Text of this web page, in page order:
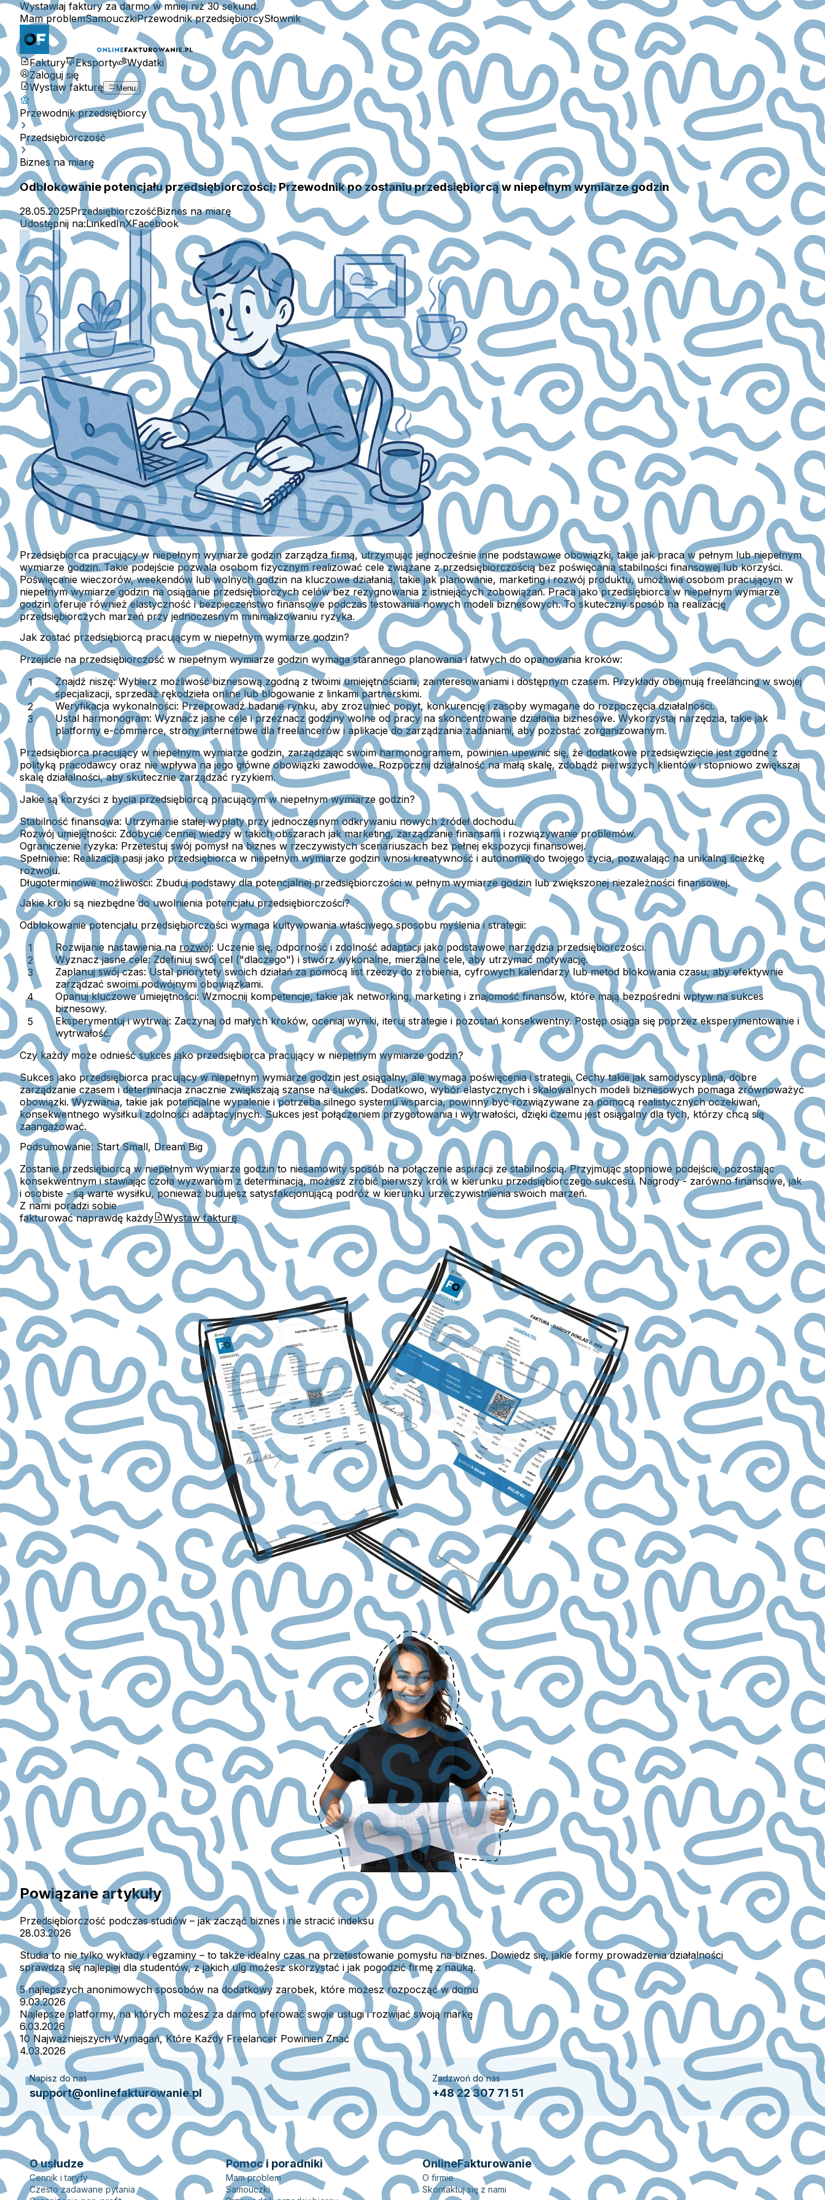
Wystawiaj faktury za darmo w mniej niż 30 sekund.
Mam problemSamouczkiPrzewodnik przedsiębiorcySłownik
Faktury Eksporty
Wydatki
Zaloguj się
Wystaw fakturę
Menu
Przewodnik przedsiębiorcy
Przedsiębiorczość
Biznes na miarę
Odblokowanie potencjału przedsiębiorczości: Przewodnik po zostaniu przedsiębiorcą w niepełnym wymiarze godzin
28.05.2025PrzedsiębiorczośćBiznes na miarę
Udostępnij na:LinkedInXFacebook
Przedsiębiorca pracujący w niepełnym wymiarze godzin zarządza firmą, utrzymując jednocześnie inne podstawowe obowiązki, takie jak praca w pełnym lub niepełnym
wymiarze godzin. Takie podejście pozwala osobom fizycznym realizować cele związane z przedsiębiorczością bez poświęcania stabilności finansowej lub korzyści.
Poświęcanie wieczorów, weekendów lub wolnych godzin na kluczowe działania, takie jak planowanie, marketing i rozwój produktu, umożliwia osobom pracującym w
niepełnym wymiarze godzin na osiąganie przedsiębiorczych celów bez rezygnowania z istniejących zobowiązań. Praca jako przedsiębiorca w niepełnym wymiarze
godzin oferuje również elastyczność i bezpieczeństwo finansowe podczas testowania nowych modeli biznesowych. To skuteczny sposób na realizację
przedsiębiorczych marzeń przy jednoczesnym minimalizowaniu ryzyka.
Jak zostać przedsiębiorcą pracującym w niepełnym wymiarze godzin?
Przejście na przedsiębiorczość w niepełnym wymiarze godzin wymaga starannego planowania i łatwych do opanowania kroków:
Znajdź niszę:Wybierz możliwość biznesową zgodną z twoimi umiejętnościami, zainteresowaniami i dostępnym czasem. Przykłady obejmują freelancing w swojej
specjalizacji, sprzedaż rękodzieła online lub blogowanie z linkami partnerskimi.
Weryfikacja wykonalności: Przeprowadź badanie rynku, aby zrozumieć popyt, konkurencję i zasoby wymagane do rozpoczęcia działalności.
Ustal harmonogram: Wyznacz jasne cele i przeznacz godziny wolne od pracy na skoncentrowane działania biznesowe. Wykorzystaj narzędzia, takie jak
platformy e-commerce, strony internetowe dla freelancerów i aplikacje do zarządzania zadaniami, aby pozostać zorganizowanym.
Przedsiębiorca pracujący w niepełnym wymiarze godzin, zarządzając swoim harmonogramem, powinien upewnić się, że dodatkowe przedsięwzięcie jest zgodne z
polityką pracodawcy oraz nie wpływa na jego główne obowiązki zawodowe. Rozpocznij działalność na małą skalę, zdobądź pierwszych klientów i stopniowo zwiększaj
skalę działalności, aby skutecznie zarządzać ryzykiem.
Jakie są korzyści z bycia przedsiębiorcą pracującym w niepełnym wymiarze godzin?
Stabilność finansowa: Utrzymanie stałej wypłaty przy jednoczesnym odkrywaniu nowych źródeł dochodu.
Rozwój umiejętności: Zdobycie cennej wiedzy w takich obszarach jak marketing, zarządzanie finansami i rozwiązywanie problemów.
Ograniczenie ryzyka: Przetestuj swój pomysł na biznes w rzeczywistych scenariuszach bez pełnej ekspozycji finansowej.
Spełnienie: Realizacja pasji jako przedsiębiorca w niepełnym wymiarze godzin wnosi kreatywność i autonomię do twojego życia, pozwalając na unikalną ścieżkę
rozwoju.
Długoterminowe możliwości: Zbuduj podstawy dla potencjalnej przedsiębiorczości w pełnym wymiarze godzin lub zwiększonej niezależności finansowej.
Jakie kroki są niezbędne do uwolnienia potencjału przedsiębiorczości?
Odblokowanie potencjału przedsiębiorczości wymaga kultywowania właściwego sposobu myślenia i strategii:
Rozwijanie nastawienia na rozwój: Uczenie się, odporność i zdolność adaptacji jako podstawowe narzędzia przedsiębiorczości.
Wyznacz jasne cele:Zdefiniuj swój cel ("dlaczego") i stwórz wykonalne, mierzalne cele, aby utrzymać motywację.
Zaplanuj swój czas:Ustal priorytety swoich działań za pomocą list rzeczy do zrobienia, cyfrowych kalendarzy lub metod blokowania czasu, aby efektywnie
zarządzać swoimi podwójnymi obowiązkami.
Opanuj kluczowe umiejętności: Wzmocnij kompetencje, takie jak networking, marketing i znajomość finansów, które mają bezpośredni wpływ na sukces
biznesowy.
Eksperymentuj i wytrwaj: Zaczynaj od małych kroków, oceniaj wyniki, iteruj strategie i pozostań konsekwentny. Postęp osiąga się poprzez eksperymentowanie i
wytrwałość.
Czy każdy może odnieść sukces jako przedsiębiorca pracujący w niepełnym wymiarze godzin?
Sukces jako przedsiębiorca pracujący w niepełnym wymiarze godzin jest osiągalny, ale wymaga poświęcenia i strategii. Cechy takie jak samodyscyplina, dobre
zarządzanie czasem i determinacja znacznie zwiększają szanse na sukces. Dodatkowo, wybór elastycznych i skalowalnych modeli biznesowych pomaga zrównoważyć
obowiązki. Wyzwania, takie jak potencjalne wypalenie i potrzeba silnego systemu wsparcia, powinny być rozwiązywane za pomocą realistycznych oczekiwań,
konsekwentnego wysiłku i zdolności adaptacyjnych. Sukces jest połączeniem przygotowania i wytrwałości, dzięki czemu jest osiągalny dla tych, którzy chcą się
zaangażować.
Podsumowanie: Start Small, Dream Big
Zostanie przedsiębiorcą w niepełnym wymiarze godzin to niesamowity sposób na połączenie aspiracji ze stabilnością. Przyjmując stopniowe podejście, pozostając
konsekwentnym i stawiając czoła wyzwaniom z determinacją, możesz zrobić pierwszy krok w kierunku przedsiębiorczego sukcesu. Nagrody - zarówno finansowe, jak
i osobiste - są warte wysiłku, ponieważ budujesz satysfakcjonującą podróż w kierunku urzeczywistnienia swoich marzeń.
Z nami poradzi sobie
fakturować naprawdę każdy
Wystaw fakturę
Powiązane artykuły
Przedsiębiorczość podczas studiów – jak zacząć biznes i nie stracić indeksu
28.03.2026
Studia to nie tylko wykłady i egzaminy – to także idealny czas na przetestowanie pomysłu na biznes. Dowiedz się, jakie formy prowadzenia działalności
sprawdzą się najlepiej dla studentów, z jakich ulg możesz skorzystać i jak pogodzić firmę z nauką.
5 najlepszych anonimowych sposobów na dodatkowy zarobek, które możesz rozpocząć w domu
9.03.2026
Najlepsze platformy, na których możesz za darmo oferować swoje usługi i rozwijać swoją markę
6.03.2026
10 Najważniejszych Wymagań, Które Każdy Freelancer Powinien Znać
4.03.2026
Napisz do nas
support@onlinefakturowanie.pl
Zadzwoń do nas
+48 22 307 71 51
O usłudze
Cennik i taryfy
Czesto zadawane pytania
Pomoc i poradniki
Mam problem
Samouczki
OnlineFakturowanie
O firmie
Skontaktuj się z nami